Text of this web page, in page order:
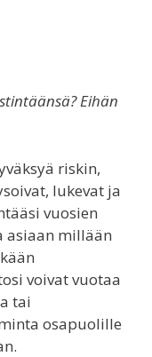
Eihän
riskin,
lukevat ja
vuosien
asiaan millään
voivat vuotaa
tai
osapuolille